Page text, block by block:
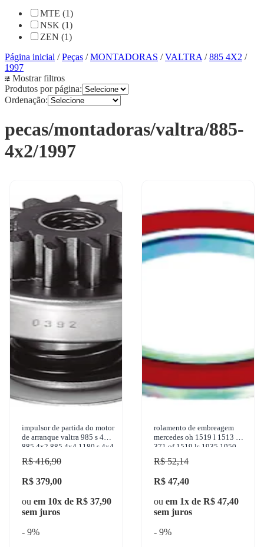
MTE (1)
NSK (1)
ZEN (1)
Página inicial /Peças /MONTADORAS /VALTRA /885 4X2 /
1997
Mostrar filtros
Produtos por página:
Ordenação:
pecas/montadoras/valtra/885-
4x2/1997
impulsor de partida do motor
de arranque valtra 985 s 4x4
885 4x2 885 4x4 1180 s 4x4
1680 s 4x4 1989-2001 zen -
0392
R$ 416,90
R$ 379,00
ou em 10x de R$ 37,90
sem juros
- 9%
rolamento de embreagem
mercedes oh 1519 l 1513 o
371 of 1519 ls 1935 1950-
2011 nsk - 6205ddu
R$ 52,14
R$ 47,40
ou em 1x de R$ 47,40
sem juros
- 9%